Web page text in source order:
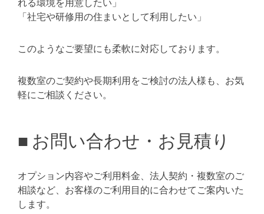
「社宅や研修用の住まいとして利用したい」
このようなご要望にも柔軟に対応しております。
複数室のご契約や長期利用をご検討の法人様も、お気
軽にご相談ください。
■ お問い合わせ・お見積り
オプション内容やご利用料金、法人契約・複数室のご
相談など、お客様のご利用目的に合わせてご案内いた
します。